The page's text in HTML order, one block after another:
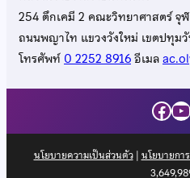
254 ตึกเคมี 2 คณะวิทยาศาสตร์ จุ
ถนนพญาไท แขวงวังใหม่ เขตปทุม
โทรศัพท์0 2252 8916อีเมล
นโยบายความเป็นส่วนตัว| นโยบายกา